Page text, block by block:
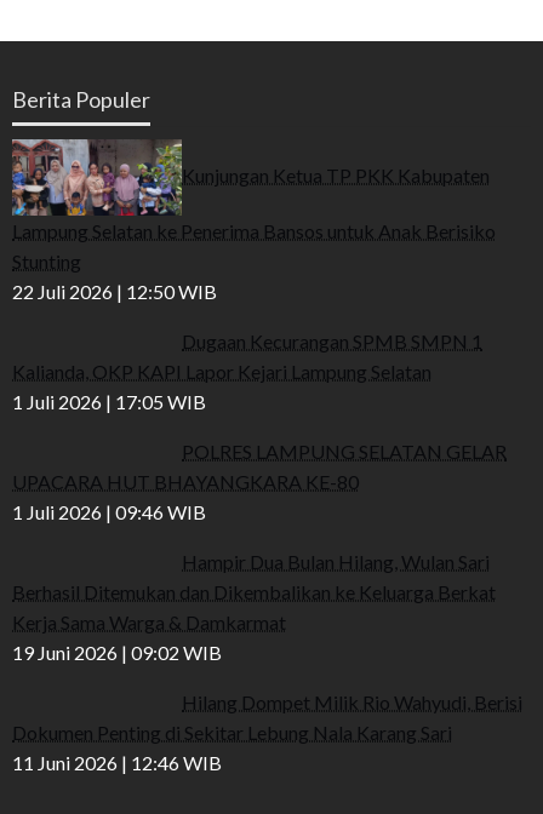
Berita Populer
Kunjungan Ketua TP PKK Kabupaten
Lampung Selatan ke Penerima Bansos untuk Anak Berisiko
Stunting
22 Juli 2026 | 12:50 WIB
Dugaan Kecurangan SPMB SMPN 1
Kalianda, OKP KAPI Lapor Kejari Lampung Selatan
1 Juli 2026 | 17:05 WIB
POLRES LAMPUNG SELATAN GELAR
UPACARA HUT BHAYANGKARA KE-80
1 Juli 2026 | 09:46 WIB
Hampir Dua Bulan Hilang, Wulan Sari
Berhasil Ditemukan dan Dikembalikan ke Keluarga Berkat
Kerja Sama Warga & Damkarmat
19 Juni 2026 | 09:02 WIB
Hilang Dompet Milik Rio Wahyudi, Berisi
Dokumen Penting di Sekitar Lebung Nala Karang Sari
11 Juni 2026 | 12:46 WIB